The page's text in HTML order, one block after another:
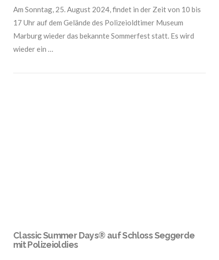
Am Sonntag, 25. August 2024, findet in der Zeit von 10 bis
17 Uhr auf dem Gelände des Polizeioldtimer Museum
Marburg wieder das bekannte Sommerfest statt. Es wird
wieder ein …
Classic Summer Days® auf Schloss Seggerde
mit Polizeioldies